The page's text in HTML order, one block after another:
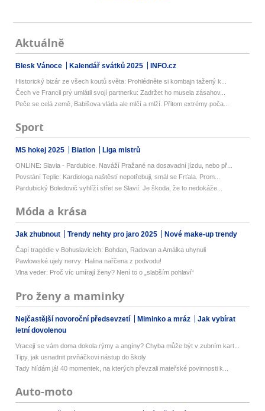
Aktuálně
Blesk Vánoce Kalendář svátků 2025 INFO.cz
Historický bizár ze všech koutů světa: Prohlédněte si kombajn tažený k...
Čech ve Francii prý umlátil svojí partnerku: Zadržet ho musela zásahov...
Peče se celá země, Babišova vláda ale mlčí a mlží. Přitom extrémy poča...
Sport
MS hokej 2025 Biatlon Liga mistrů
ONLINE: Slavia - Pardubice. Naváží Pražané na dosavadní jízdu, nebo př...
Povstání Teplic: Kardiologa naštěstí nepotřebuji, smál se Frťala. Prom...
Pardubický Boledovič vyhlíží střet se Slavií: Je škoda, že to nedokáže...
Móda a krása
Jak zhubnout Trendy nehty pro jaro 2025 Nové make-up trendy
Čapí tragédie v Bohuslavicích: Bohdan, Radovan a Amálka uhynuli
Pawlowské ujely nervy: Halina nařčena z podvodu!
Vlna veder: Proč víc umírají ženy? Není to o „slabším pohlaví“
Pro ženy a maminky
Nejčastější novoroční předsevzetí Miminko a mráz
Jak vybírat
letní dovolenou
Vracejí se vám doma dokola rýmy a angíny? Chyba může být v zubním kart...
Tipy, jak usnadnit prvňáčkovi nástup do školy
Tady hlídám já! 40 momentek, na kterých převzali mateřské povinnosti k...
Auto-moto